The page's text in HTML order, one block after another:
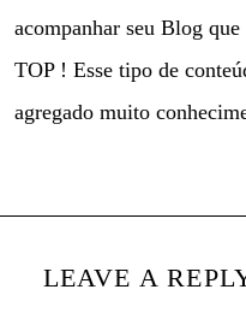
acompanhar seu Blog
TOP ! Esse tipo de
agregado muito
LEAVE A